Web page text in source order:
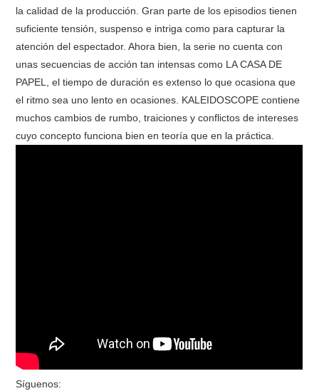
la calidad de la producción. Gran parte de los episodios tienen
suficiente tensión, suspenso e intriga como para capturar la
atención del espectador. Ahora bien, la serie no cuenta con
unas secuencias de acción tan intensas como LA CASA DE
PAPEL, el tiempo de duración es extenso lo que ocasiona que
el ritmo sea uno lento en ocasiones. KALEIDOSCOPE contiene
muchos cambios de rumbo, traiciones y conflictos de intereses
cuyo concepto funciona bien en teoría que en la práctica.
Síguenos: